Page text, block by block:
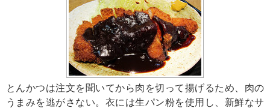
とんかつは注文を聞いてから肉を切って揚げるため、肉の
うまみを逃がさない。衣には生パン粉を使用し、新鮮なサ